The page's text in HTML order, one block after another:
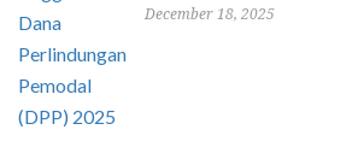
December 18, 2025